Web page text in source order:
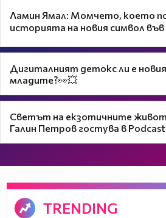
Ламин Ямал: Момчето, което
историята на новия символ
Дигиталният детокс ли е
младите?👀💥
Светът на екзотичните
Галин Петров гостува в
TRENDING